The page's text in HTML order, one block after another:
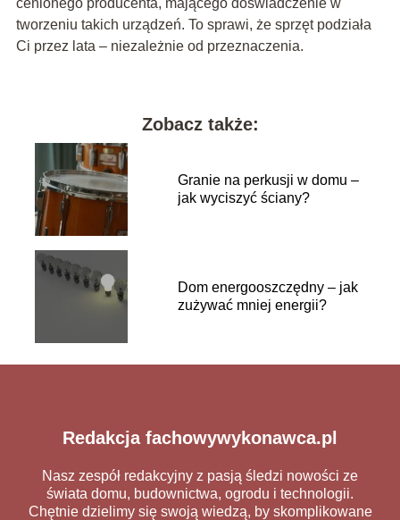
cenionego producenta, mającego doświadczenie w
tworzeniu takich urządzeń. To sprawi, że sprzęt podziała
Ci przez lata – niezależnie od przeznaczenia.
Zobacz także:
Granie na perkusji w domu –
jak wyciszyć ściany?
Dom energooszczędny – jak
zużywać mniej energii?
Redakcja fachowywykonawca.pl
Nasz zespół redakcyjny z pasją śledzi nowości ze
świata domu, budownictwa, ogrodu i technologii.
Chętnie dzielimy się swoją wiedzą, by skomplikowane